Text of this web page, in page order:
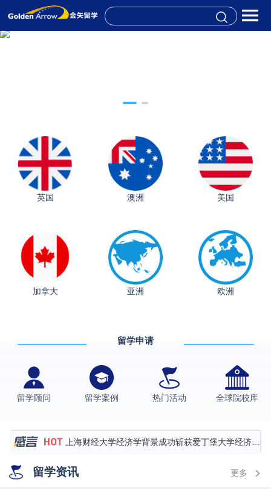
英国 澳洲 美国
加拿大 亚洲 欧洲
留学申请
留学顾问 留学案例 热门活动 全球院校库
格拉斯哥大学国际商务硕士录取案例
伯明翰大学数字媒体与创意产业硕士录取案例
Offer
上海财经大学经济学背景成功斩获爱丁堡大学经济学
硕士录取
数学背景的他，靠“供应链”故事敲开哥大、宾大之门
专科逆袭伦敦大学学院UCL录取案例解析
留学资讯 更多